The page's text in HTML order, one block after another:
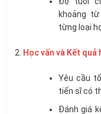
khoảng
từng loại
Học vấn và Kết quả
Yêu cầu
tiến sĩ có
Đánh giá